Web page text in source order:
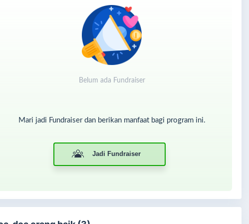
terhadap lingkungan sekitar, lebih peduli kepada mereka yang
sering terabaikan. Hal ini memperkuat rasa kebersamaan dan
tolong-menolong di tengah masyarakat.
mari kita jadikan Jumat sebagai hari berbagi. Dengan niat ikhlas,
sederhana, setiap makanan yang kita berikan akan menjadi
pahala yang tak ternilai harganya.
Belum ada Fundraiser
Mari jadi Fundraiser dan berikan manfaat bagi program ini.
Jadi Fundraiser